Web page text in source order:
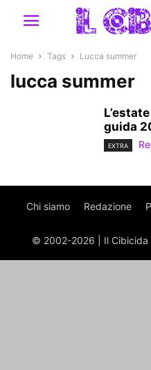
Home Tags Lucca summer
lucca summer
guida
EXTRA
Chi siamo Redazione
© 2002-2026 | Il Cibicida